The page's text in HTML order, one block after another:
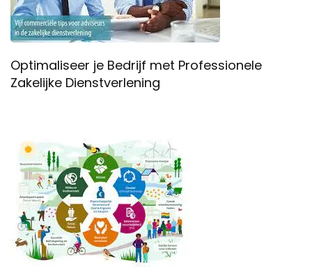
Optimaliseer je Bedrijf met Professionele
Zakelijke Dienstverlening